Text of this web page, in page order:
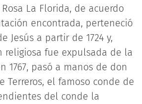
La Florida, de acuerdo
encontrada, perteneció
Jesús a partir de 1724 y,
religiosa fue expulsada de la
1767, pasó a manos de don
Terreros, el famoso conde de
del conde la